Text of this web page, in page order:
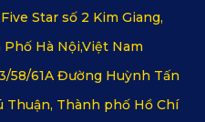
Star số 2 Kim Giang,
Hà Nội,Việt Nam
58/61A Đường Huỳnh Tấn
Thuận, Thành phố Hồ Chí